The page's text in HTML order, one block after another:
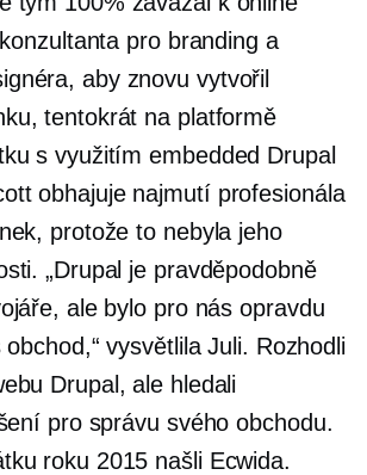
pro branding a
aby znovu vytvořil
tentokrát na platformě
s využitím embedded Drupal
obhajuje najmutí profesionála
protože to nebyla jeho
„Drupal je pravděpodobně
ale bylo pro nás opravdu
vysvětlila Juli. Rozhodli
Drupal, ale hledali
pro správu svého obchodu.
roku 2015 našli Ecwida.